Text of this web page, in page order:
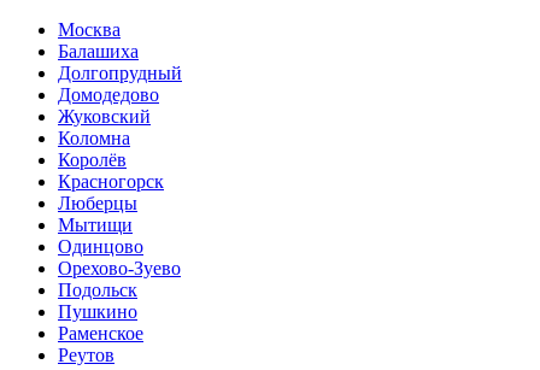
Москва
Балашиха
Долгопрудный
Домодедово
Жуковский
Коломна
Королёв
Красногорск
Люберцы
Мытищи
Одинцово
Орехово-Зуево
Подольск
Пушкино
Раменское
Реутов